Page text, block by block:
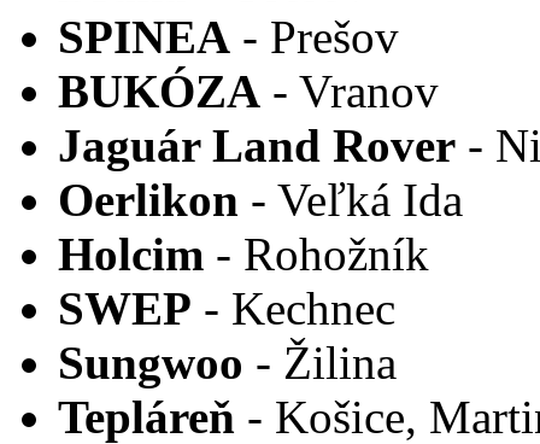
SPINEA - Prešov
BUKÓZA - Vranov
Jaguár Land Rover -
Oerlikon - Veľká Ida
Holcim - Rohožník
SWEP - Kechnec
Sungwoo - Žilina
Tepláreň - Košice,